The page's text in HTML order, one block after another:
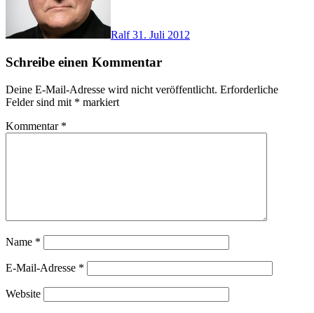
Ralf31. Juli 2012
Schreibe einen Kommentar
Deine E-Mail-Adresse wird nicht veröffentlicht. Erforderliche
Felder sind mit * markiert
Kommentar *
Name *
E-Mail-Adresse *
Website